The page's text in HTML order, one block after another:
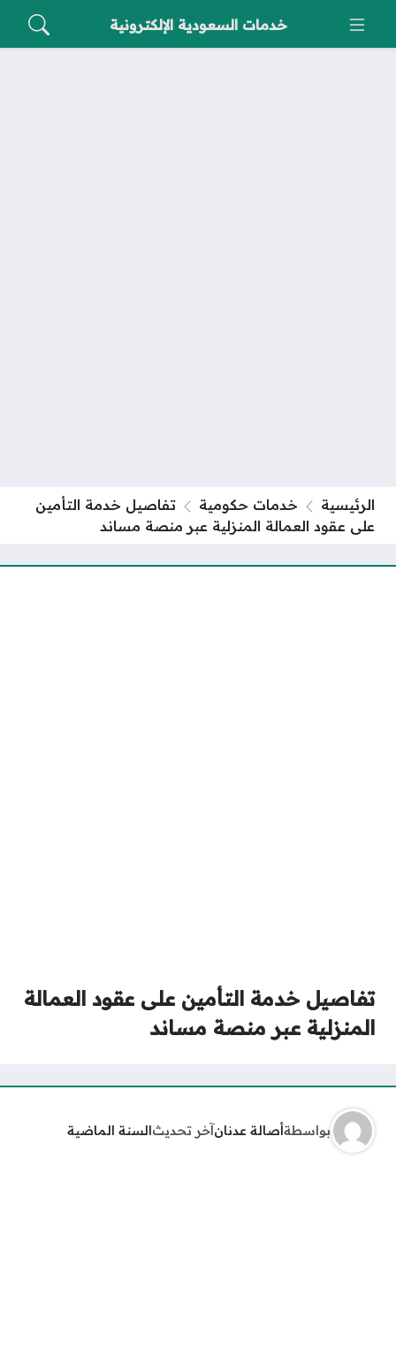
خدمات السعودية الإلكترونية
الرئيسية خدمات حكومية
تفاصيل خدمة التأمين
على عقود العمالة المنزلية عبر منصة مساند
تفاصيل خدمة التأمين على عقود العمالة
المنزلية عبر منصة مساند
بواسطةأصالة عدنانآخر تحديثالسنة الماضية